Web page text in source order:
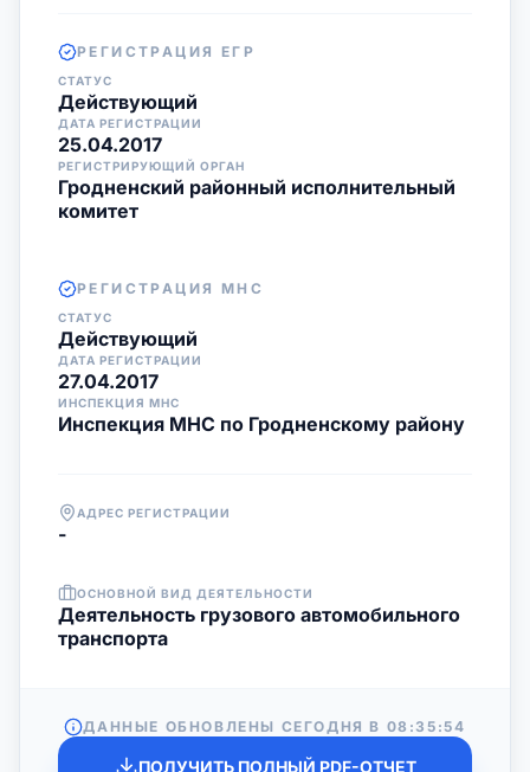
РЕГИСТРАЦИЯ ЕГР
СТАТУС
Действующий
ДАТА РЕГИСТРАЦИИ
25.04.2017
РЕГИСТРИРУЮЩИЙ ОРГАН
Гродненский районный исполнительный
комитет
РЕГИСТРАЦИЯ МНС
СТАТУС
Действующий
ДАТА РЕГИСТРАЦИИ
27.04.2017
ИНСПЕКЦИЯ МНС
Инспекция МНС по Гродненскому району
АДРЕС РЕГИСТРАЦИИ
-
ОСНОВНОЙ ВИД ДЕЯТЕЛЬНОСТИ
Деятельность грузового автомобильного
транспорта
ДАННЫЕ ОБНОВЛЕНЫ СЕГОДНЯ В 08:35:54
ПОЛУЧИТЬ ПОЛНЫЙ PDF-ОТЧЕТ